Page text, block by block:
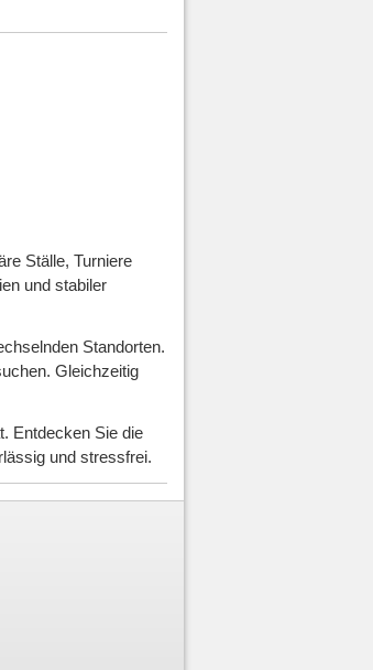
Ställe, Turniere
und stabiler
Standorten.
Gleichzeitig
Entdecken Sie die
und stressfrei.